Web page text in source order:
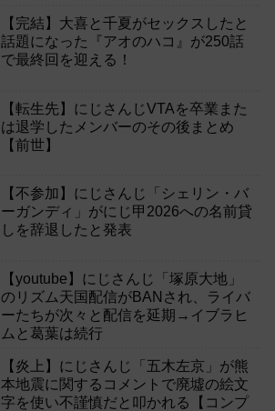
【完結】大喜と千夏がセックスしたと
話題になった『アオのハコ』が250話
で最終回を迎える！
【転生先】にじさんじVTAを卒業また
は退学したメンバーのその後まとめ
【前世】
【不参加】にじさんじ「シェリン・バ
ーガンディ」がにじ甲2026への名前貸
しを辞退したと発表
【youtube】にじさんじ「塚原大地」
のリズム天国配信がBANされ、ライバ
ーたちが次々と配信を延期→イブラヒ
ムと葛葉は続行
【炎上】にじさんじ「五木左京」が熊
本地震に関するコメントで廃墟の絵文
字を使い不謹慎だと叩かれる【コンプ